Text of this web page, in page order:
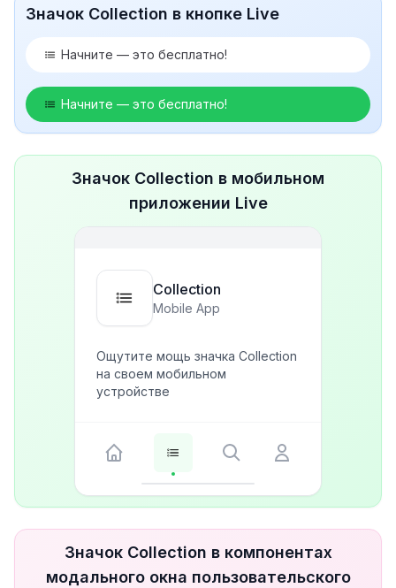
Значок Collection в кнопке Live
Начните — это бесплатно!
Начните — это бесплатно!
Значок Collection в мобильном
приложении Live
Collection
Mobile App
Ощутите мощь значка Collection
на своем мобильном
устройстве
Значок Collection в компонентах
модального окна пользовательского